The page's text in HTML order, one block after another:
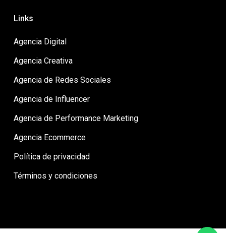
Links
Agencia Digital
Agencia Creativa
Agencia de Redes Sociales
Agencia de Influencer
Agencia de Performance Marketing
Agencia Ecommerce
Política de privacidad
Términos y condiciones